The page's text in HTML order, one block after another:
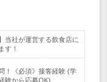
当社が運営する飲食店に
す！
！《必須》接客経験 (学
験から応募OK)